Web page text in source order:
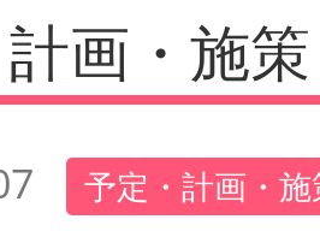
画・施策
予定・計画・